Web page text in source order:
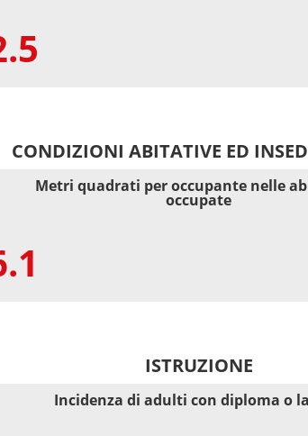
CONDIZIONI ABITATIVE ED
Metri quadrati per occupante nelle
occupate
ISTRUZIONE
Incidenza di adulti con diploma o